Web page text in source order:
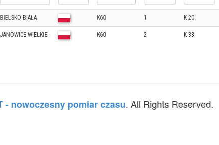
BIELSKO BIAŁA K60 1 K 20
JANOWICE WIELKIE K60 2 K 33
- nowoczesny pomiar czasu. All Rights Reserved.